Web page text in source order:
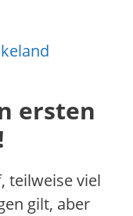
ersten
teilweise viel
gilt, aber